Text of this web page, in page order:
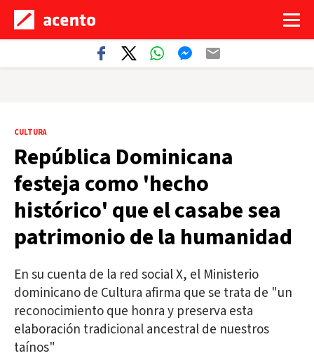
CULTURA
República Dominicana
festeja como 'hecho
histórico' que el casabe sea
patrimonio de la humanidad
En su cuenta de la red social X, el Ministerio
dominicano de Cultura afirma que se trata de "un
reconocimiento que honra y preserva esta
elaboración tradicional ancestral de nuestros
taínos"